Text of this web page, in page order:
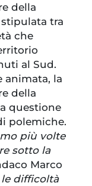
della
tra
che
al Sud.
animata, la
della
questione
polemiche.
più volte
sotto la
Marco
difficoltà